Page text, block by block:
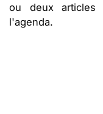
ou deux articles
l'agenda.